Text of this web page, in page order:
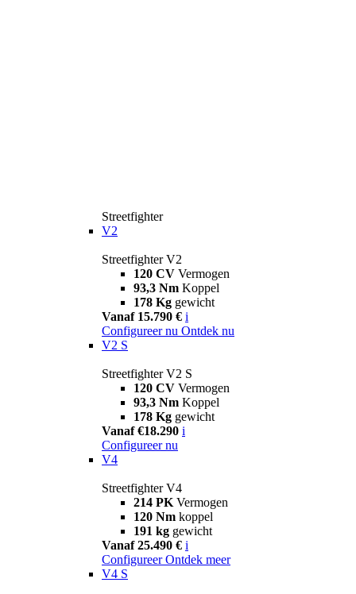
Streetfighter
V2
Streetfighter V2
120 CV Vermogen
93,3 Nm Koppel
178 Kg gewicht
Vanaf 15.790 € i
Configureer nu Ontdek nu
V2 S
Streetfighter V2 S
120 CV Vermogen
93,3 Nm Koppel
178 Kg gewicht
Vanaf €18.290 i
Configureer nu
V4
Streetfighter V4
214 PK Vermogen
120 Nm koppel
191 kg gewicht
Vanaf 25.490 € i
Configureer Ontdek meer
V4 S